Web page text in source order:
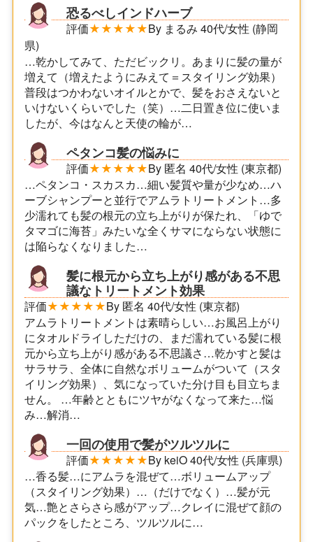
恐るべしインドハーブ
評価★★★★★By まるみ 40代/女性 (静岡
県)
…乾かしてみて、ただビックリ。あまりに髪の量が
増えて（増えたようにみえて＝スタイリング効果）
普段はつかわないオイルとかで、髪をおさえないと
いけないくらいでした（笑）…二日置き位に使いま
したが、今はなんと天使の輪が…
ペタンコ髪の悩みに
評価★★★★★By 匿名 40代/女性 (東京都)
…ペタンコ・スカスカ…細い髪質や量が少なめ…ハ
ーブシャンプーと並行でアムラトリートメント…多
少濡れても髪の根元の立ち上がりが保たれ、「ゆで
タマゴに海苔」みたいな全くサマにならない状態に
は陥らなくなりました…
髪に根元から立ち上がり感がある不思
議なトリートメント効果
評価★★★★★By 匿名 40代/女性 (東京都)
アムラトリートメントは素晴らしい…お風呂上がり
にタオルドライしただけの、まだ濡れている髪に根
元から立ち上がり感がある不思議さ…乾かすと髪は
サラサラ、全体に自然なボリュームがついて（スタ
イリング効果）、気になっていた分け目も目立ちま
せん。 …年齢とともにツヤがなくなって来た…悩
み…解消…
一回の使用で髪がツルツルに
評価★★★★★By keiO 40代/女性 (兵庫県)
…香る髪…にアムラを混ぜて…ボリュームアップ
（スタイリング効果）…（だけでなく）…髪が元
気…艶とさらさら感がアップ…クレイに混ぜて顔の
パックをしたところ、ツルツルに…